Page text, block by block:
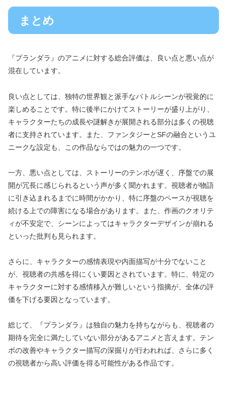
まとめ
『プランダラ』のアニメに対する総合評価は、良い点と悪い点が
混在しています。
良い点としては、独特の世界観と派手なバトルシーンが視覚的に
楽しめることです。特に後半にかけてストーリーが盛り上がり、
キャラクターたちの成長や謎解きが展開される部分は多くの視聴
者に支持されています。また、ファンタジーとSFの融合というユ
ニークな設定も、この作品ならではの魅力の一つです。
一方、悪い点としては、ストーリーのテンポが遅く、序盤での展
開が冗長に感じられるという声が多く聞かれます。視聴者が物語
に引き込まれるまでに時間がかかり、特に序盤のペースが視聴を
続ける上での障害になる場合があります。また、作画のクオリテ
ィが不安定で、シーンによってはキャラクターデザインが崩れる
といった批判も見られます。
さらに、キャラクターの感情表現や内面描写が十分でないこと
が、視聴者の共感を得にくい要因とされています。特に、特定の
キャラクターに対する感情移入が難しいという指摘が、全体の評
価を下げる要因となっています。
総じて、『プランダラ』は独自の魅力を持ちながらも、視聴者の
期待を完全に満たしていない部分があるアニメと言えます。テン
ポの改善やキャラクター描写の深掘りが行われれば、さらに多く
の視聴者から高い評価を得る可能性がある作品です。